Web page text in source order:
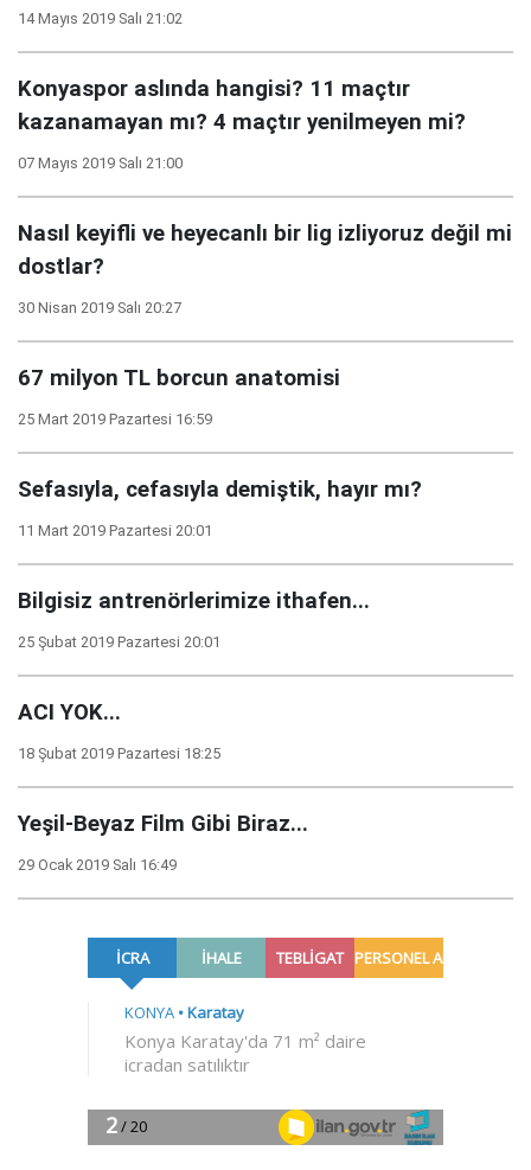
14 Mayıs 2019 Salı 21:02
Konyaspor aslında hangisi? 11 maçtır
kazanamayan mı? 4 maçtır yenilmeyen mi?
07 Mayıs 2019 Salı 21:00
Nasıl keyifli ve heyecanlı bir lig izliyoruz değil mi
dostlar?
30 Nisan 2019 Salı 20:27
67 milyon TL borcun anatomisi
25 Mart 2019 Pazartesi 16:59
Sefasıyla, cefasıyla demiştik, hayır mı?
11 Mart 2019 Pazartesi 20:01
Bilgisiz antrenörlerimize ithafen...
25 Şubat 2019 Pazartesi 20:01
ACI YOK...
18 Şubat 2019 Pazartesi 18:25
Yeşil-Beyaz Film Gibi Biraz...
29 Ocak 2019 Salı 16:49